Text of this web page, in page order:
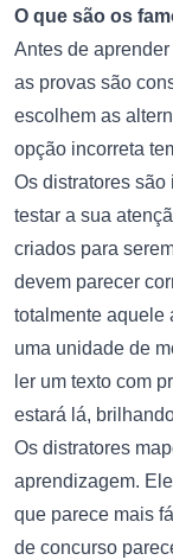
O que são os
Antes de
as provas são
escolhem as
opção incorreta
Os distratores
testar a sua
criados para
devem parecer
totalmente aquele
uma unidade de
ler um texto com
estará lá,
Os distratores
aprendizagem.
que parece mais
de concurso